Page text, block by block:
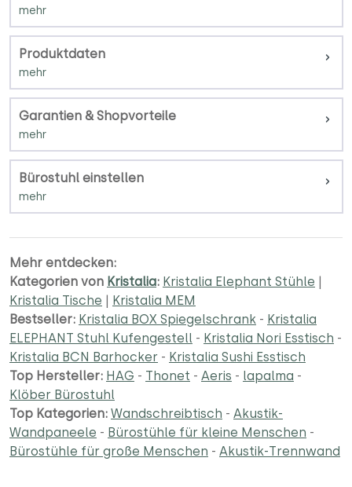
Produktdaten
Garantien & Shopvorteile
Bürostuhl einstellen
Mehr entdecken:
Kategorien von Kristalia: Kristalia Elephant Stühle |
Kristalia Tische | Kristalia MEM
Bestseller: Kristalia BOX Spiegelschrank - Kristalia
ELEPHANT Stuhl Kufengestell - Kristalia Nori Esstisch -
Kristalia BCN Barhocker - Kristalia Sushi Esstisch
Top Hersteller: HAG - Thonet - Aeris - lapalma -
Klöber Bürostuhl
Top Kategorien: Wandschreibtisch - Akustik-
Wandpaneele - Bürostühle für kleine Menschen -
Bürostühle für große Menschen - Akustik-Trennwand